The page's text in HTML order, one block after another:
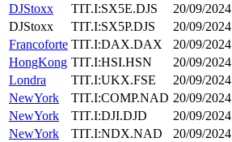
DJStoxx
TIT.I:SX5E.DJS 20/09/2024
DJStoxx
TIT.I:SX5P.DJS 20/09/2024
Francoforte TIT.I:DAX.DAX 20/09/2024
HongKong TIT.I:HSI.HSN 20/09/2024
Londra
TIT.I:UKX.FSE 20/09/2024
NewYork
TIT.I:COMP.NAD 20/09/2024
NewYork
TIT.I:DJI.DJD 20/09/2024
NewYork
TIT.I:NDX.NAD 20/09/2024